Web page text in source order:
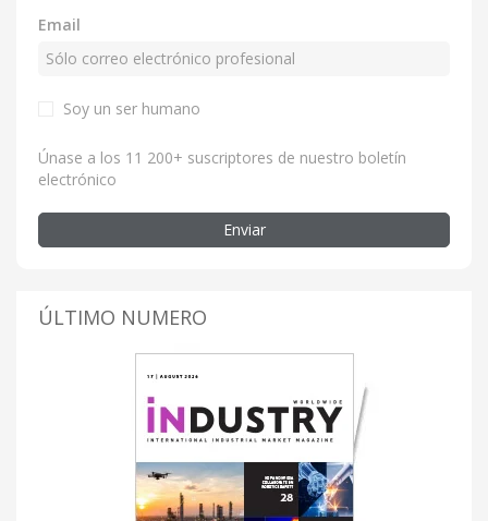
Email
Soy un ser humano
Únase a los 11 200+ suscriptores de nuestro boletín
electrónico
Enviar
ÚLTIMO NUMERO